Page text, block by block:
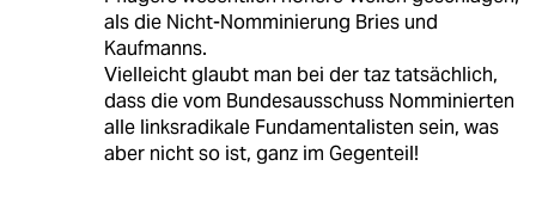
als die Nicht-Nomminierung Bries und
Kaufmanns.
Vielleicht glaubt man bei der taz tatsächlich,
dass die vom Bundesausschuss Nomminierten
alle linksradikale Fundamentalisten sein, was
aber nicht so ist, ganz im Gegenteil!